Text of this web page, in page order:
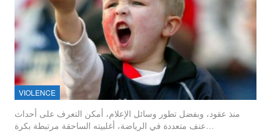
VIOLENCE
منذ عقود، وبفضل تطور وسائل الإعلام، أمكن التعرف على أحداث
عنف متعددة في الرياضة، أغلبيته الساحقة مرتبطة بكرة…